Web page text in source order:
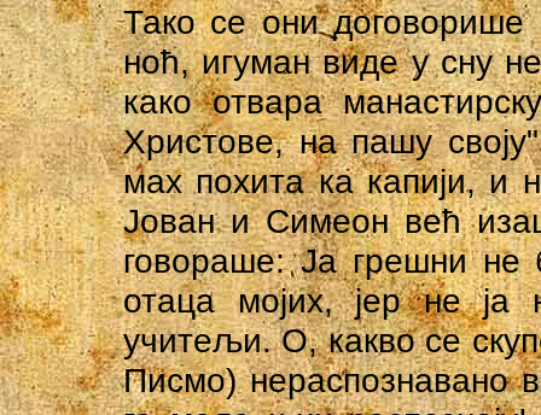
Тако се они
ноћ, игуман виде у сну
како отвара
Христове, на пашу
мах похита ка капији, и
Јован и Симеон већ
говораше: Ја грешни не
отаца мојих, јер не
учитељи. О, какво се
Писмо) нераспознавано